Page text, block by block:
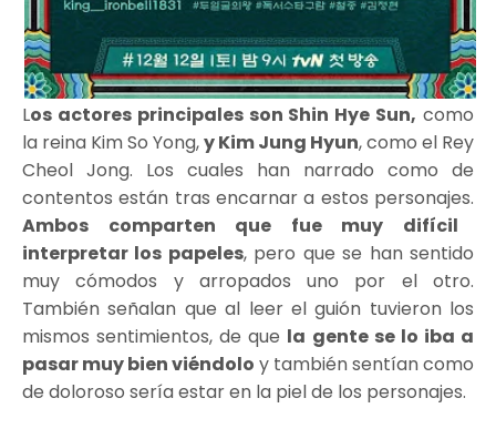
Los actores principales son Shin Hye Sun, como
la reina Kim So Yong,y Kim Jung Hyun, como el Rey
Cheol Jong. Los cuales han narrado como de
contentos están tras encarnar a estos personajes.
Ambos comparten que fue muy difícil
interpretar los papeles, pero que se han sentido
muy cómodos y arropados uno por el otro.
También señalan que al leer el guión tuvieron los
mismos sentimientos, de que la gente se lo iba a
pasar muy bien viéndolo y también sentían como
de doloroso sería estar en la piel de los personajes.